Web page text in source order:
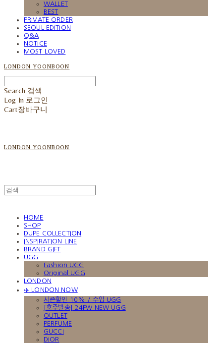
WALLET
BEST
PRIVATE ORDER
SEOUL EDITION
Q&A
NOTICE
MOST LOVED
LONDON YOONBOON
Search 검색
Log In 로그인
Cart장바구니
LONDON YOONBOON
HOME
SHOP
DUPE COLLECTION
INSPIRATION LINE
BRAND GIFT
UGG
Fashion UGG
Original UGG
LONDON
✈️ LONDON NOW
시즌할인 10% / 수입 UGG
[호주발송] 24FW NEW UGG
OUTLET
PERFUME
GUCCI
DIOR